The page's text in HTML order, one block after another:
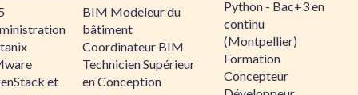
et
BIM Modeleur du
bâtiment
Coordinateur BIM
Technicien Supérieur
en Conception
Python - Bac+3 en
continu
(Montpellier)
Formation
Concepteur